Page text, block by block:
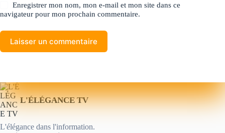
Enregistrer mon nom, mon e-mail et mon site dans ce
navigateur pour mon prochain commentaire.
Laisser un commentaire
L'ÉLÉGANCE TV
L'élégance dans l'information.